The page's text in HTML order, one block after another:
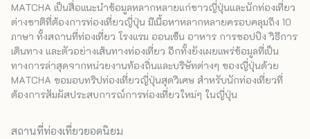
MATCHA เป็นสื่อแนะนำข้อมูลหลากหลายแก่ชาวญี่ปุ่นและนักท่องเที่ยว
ต่างชาติที่ต้องการท่องเที่ยวญี่ปุ่น มีเนื้อหาหลากหลายครอบคลุมถึง 10
ภาษา ทั้งสถานที่ท่องเที่ยว โรงแรม ออนเซ็น อาหาร การชอปปิง วิธีการ
เดินทาง และตัวอย่างเส้นทางท่องเที่ยว อีกทั้งยังเผยแพร่ข้อมูลที่เป็น
ทางการล่าสุดจากหน่วยงานท้องถิ่นและบริษัทต่างๆ ของญี่ปุ่นด้วย
MATCHA ขอมอบทริปท่องเที่ยวญี่ปุ่นสุดวิเศษ สำหรับนักท่องเที่ยวที่
ต้องการสัมผัสประสบการณ์การท่องเที่ยวใหม่ๆ ในญี่ปุ่น
สถานที่ท่องเที่ยวยอดนิยม